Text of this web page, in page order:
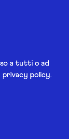
a tutti o ad
privacy policy.